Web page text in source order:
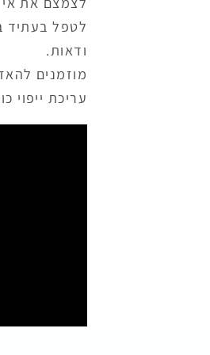
לטפל בעתיד
ודאות.
מוזמנים
עריכת ייפוי